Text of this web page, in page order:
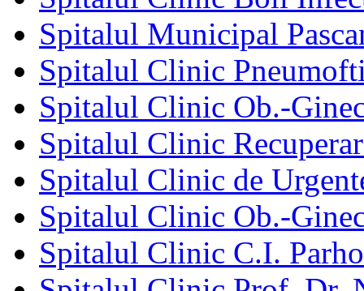
Spitalul Municipal
Spitalul Clinic
Spitalul Clinic Ob.-
Spitalul Clinic
Spitalul Clinic de
Spitalul Clinic Ob.-
Spitalul Clinic C.I.